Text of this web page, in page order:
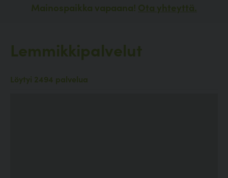
Mainospaikka vapaana! Ota yhteyttä.
Lemmikkipalvelut
Löytyi 2494 palvelua